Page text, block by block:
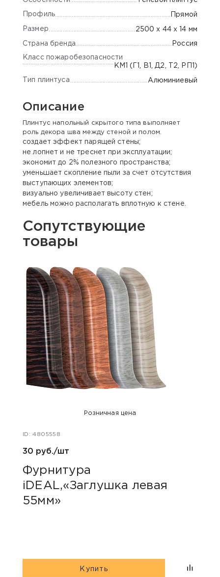
Профиль Прямой
Размер 2500 х 44 х 14 мм
Страна бренда Россия
Класс пожаробезопасности
КМ1 (Г1, В1, Д2, Т2, РП1)
Тип плинтуса Алюминиевый
Описание
Плинтус напольный скрытого типа выполняет
роль декора шва между стеной и полом.
создает эффект парящей стены;
не лопнет и не треснет при эксплуатации;
экономит до 2% полезного пространства;
уменьшает скопление пыли за счет отсутствия
выступающих элементов;
визуально увеличивает высоту стен;
мебель можно располагать вплотную к стене.
Сопутствующие
товары
Розничная цена
ID: 4805558
30 руб./шт
Фурнитура
iDEAL,«Заглушка левая
55мм»
Купить